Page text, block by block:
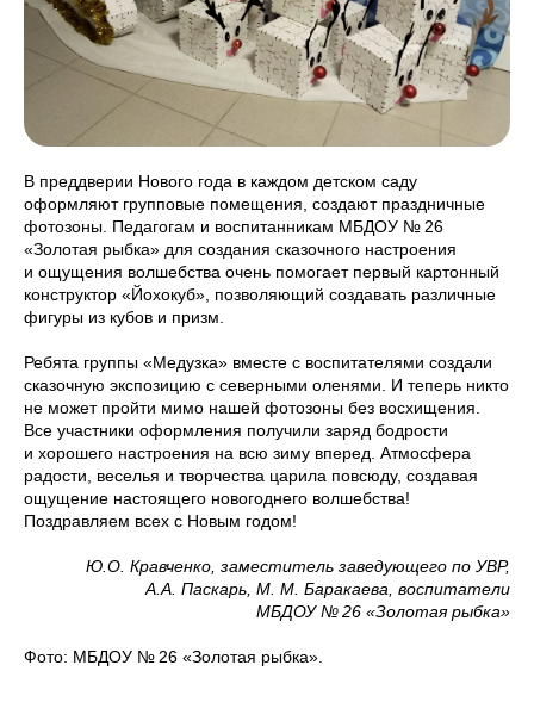
В преддверии Нового года в каждом детском саду
оформляют групповые помещения, создают праздничные
фотозоны. Педагогам и воспитанникам МБДОУ № 26
«Золотая рыбка» для создания сказочного настроения
и ощущения волшебства очень помогает первый картонный
конструктор «Йохокуб», позволяющий создавать различные
фигуры из кубов и призм.
Ребята группы «Медузка» вместе с воспитателями создали
сказочную экспозицию с северными оленями. И теперь никто
не может пройти мимо нашей фотозоны без восхищения.
Все участники оформления получили заряд бодрости
и хорошего настроения на всю зиму вперед. Атмосфера
радости, веселья и творчества царила повсюду, создавая
ощущение настоящего новогоднего волшебства!
Поздравляем всех с Новым годом!
Ю.О. Кравченко, заместитель заведующего по УВР,
А.А. Паскарь, М. М. Баракаева, воспитатели
МБДОУ № 26 «Золотая рыбка»
Фото: МБДОУ № 26 «Золотая рыбка».